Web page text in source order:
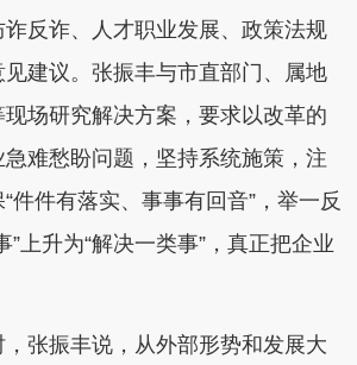
反诈、人才职业发展、政策法规
建议。张振丰与市直部门、属地
场研究解决方案，要求以改革的
难愁盼问题，坚持系统施策，注
件件有落实、事事有回音”，举一反
”上升为“解决一类事”，真正把企业
张振丰说，从外部形势和发展大